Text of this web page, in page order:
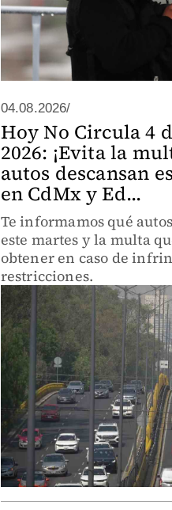
04.08.2026/
Hoy No Circula 4
2026: ¡Evita la
autos descansan
en CdMx y Ed...
Te informamos qué
este martes y la multa
obtener en caso de
restricciones.